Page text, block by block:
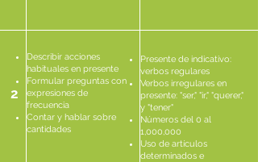
2
Describir acciones
habituales en presente
Formular preguntas con
expresiones de
frecuencia
Contar y hablar sobre
cantidades
Presente de indicativo:
verbos regulares
Verbos irregulares en
presente: "ser," "ir," "querer,"
y "tener"
Números del 0 al
1,000,000
Uso de artículos
determinados e